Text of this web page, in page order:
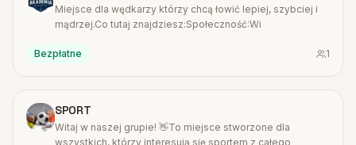
Miejsce dla wędkarzy którzy chcą łowić lepiej, szybciej i
mądrzej.Co tutaj znajdziesz:Społeczność:Wi
Bezpłatne 1
#19 SPORT
Witaj w naszej grupie! 👋To miejsce stworzone dla
wszystkich, którzy interesują się sportem z całego